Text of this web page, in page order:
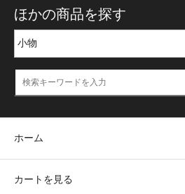
ほかの商品を探す
ホーム
カートを見る